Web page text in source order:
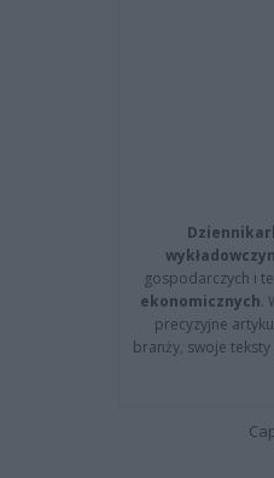
gospodarczych i
ekonomicznych.
precyzyjne
branży, swoje